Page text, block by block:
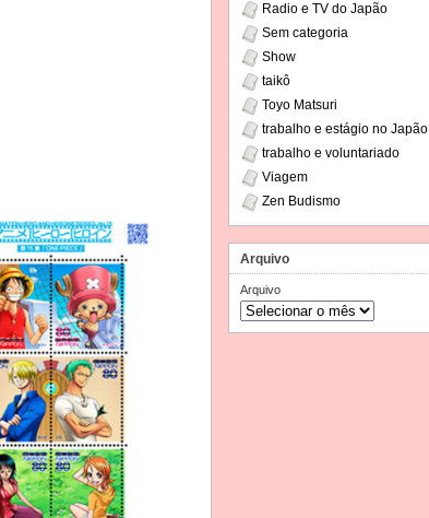
Radio e TV do Japão
Sem categoria
Show
taikô
Toyo Matsuri
trabalho e estágio no Japão
trabalho e voluntariado
Viagem
Zen Budismo
Arquivo
Arquivo